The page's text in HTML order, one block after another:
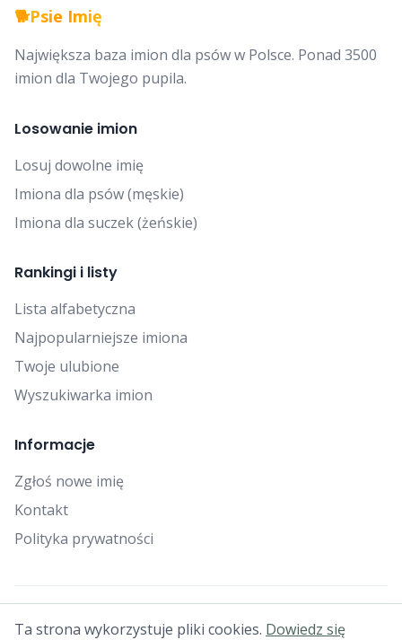
🐕Psie Imię
Największa baza imion dla psów w Polsce. Ponad 3500
imion dla Twojego pupila.
Losowanie imion
Losuj dowolne imię
Imiona dla psów (męskie)
Imiona dla suczek (żeńskie)
Rankingi i listy
Lista alfabetyczna
Najpopularniejsze imiona
Twoje ulubione
Wyszukiwarka imion
Informacje
Zgłoś nowe imię
Kontakt
Polityka prywatności
© 2025 Falcon Bytes. Wszelkie prawa zastrzeżone.
Ta strona wykorzystuje pliki cookies. Dowiedz się